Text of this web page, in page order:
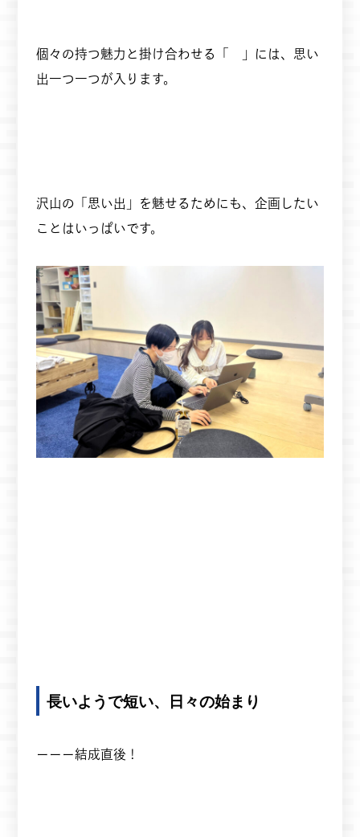
個々の持つ魅力と掛け合わせる「 」には、思い
出一つ一つが入ります。
沢山の「思い出」を魅せるためにも、企画したい
ことはいっぱいです。
長いようで短い、日々の始まり
ーーー結成直後！